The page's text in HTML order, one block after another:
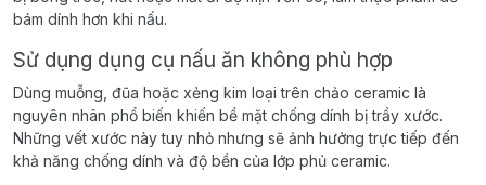
bám dính hơn khi nấu.
Sử dụng dụng cụ nấu ăn không phù hợp
Dùng muỗng, đũa hoặc xẻng kim loại trên chảo ceramic là
nguyên nhân phổ biến khiến bề mặt chống dính bị trầy xước.
Những vết xước này tuy nhỏ nhưng sẽ ảnh hưởng trực tiếp đến
khả năng chống dính và độ bền của lớp phủ ceramic.